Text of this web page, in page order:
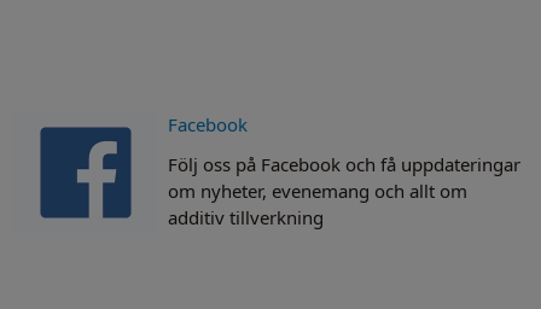
Facebook
Följ oss på Facebook och få uppdateringar
om nyheter, evenemang och allt om
additiv tillverkning